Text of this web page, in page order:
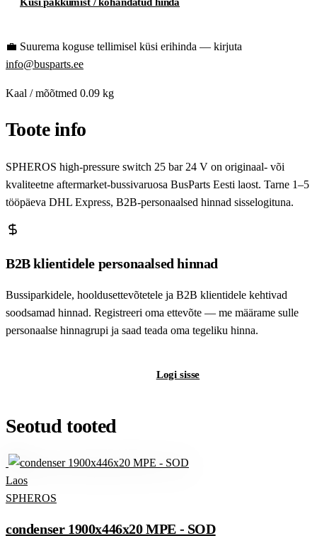
💼 Suurema koguse tellimisel küsi erihinda — kirjuta
info@busparts.ee
Kaal / mõõtmed 0.09 kg
Toote info
SPHEROS high-pressure switch 25 bar 24 V on originaal- või
kvaliteetne aftermarket-bussivaruosa BusParts Eesti laost. Tarne 1–5
tööpäeva DHL Express, B2B-personaalsed hinnad sisselogituna.
B2B klientidele personaalsed hinnad
Bussiparkidele, hooldusettevõtetele ja B2B klientidele kehtivad
soodsamad hinnad. Registreeri oma ettevõte — me määrame sulle
personaalse hinnagrupi ja saad teada oma tegeliku hinna.
Logi sisse
Seotud tooted
Laos
SPHEROS
condenser 1900x446x20 MPE - SOD